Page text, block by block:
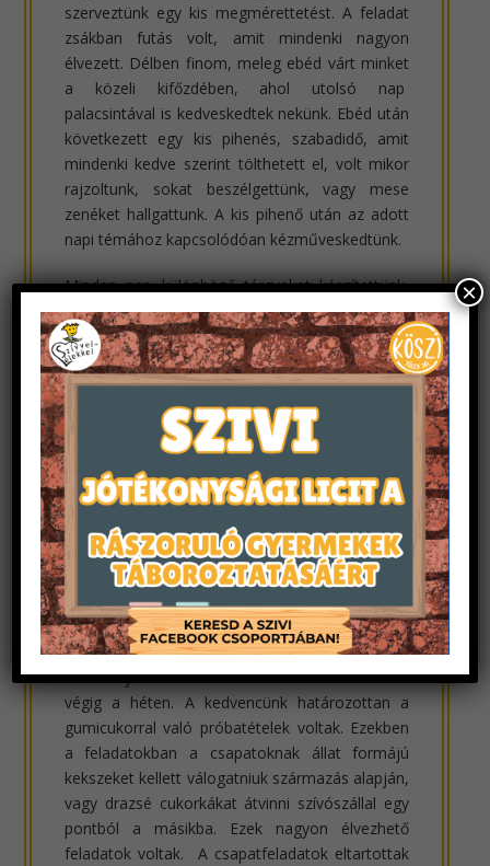
szerveztünk egy kis megmérettetést. A feladat
zsákban futás volt, amit mindenki nagyon
élvezett. Délben finom, meleg ebéd várt minket
a közeli kifőzdében, ahol utolsó nap
palacsintával is kedveskedtek nekünk. Ebéd után
következett egy kis pihenés, szabadidő, amit
mindenki kedve szerint tölthetett el, volt mikor
rajzoltunk, sokat beszélgettünk, vagy mese
zenéket hallgattunk. A kis pihenő után az adott
napi témához kapcsolódóan kézműveskedtünk.
Minden nap különböző tárgyakat készítettünk,
amiket a mesékben láttunk vagy éppen a
főhősünk használt.
Itt mindenki szabadjára engedhette a
fantáziáját, sok színes és egyedi alkotás készült,
amit délután haza is vihettünk magunkkal.
A kézműves foglalkozás után következtek a
csapatfeladatok. Olyan változatos, különböző
képességeket igénylő feladatokat állítottunk
össze, amik biztosították, hogy a csapatból
mindenki ki tudja venni a részét a játékokból.
Egész héten két csapatra osztva kellett ezeket a
feladatokat megoldanunk, ami nagyon jól
sikerült is. Külféle fejtörők, labirintusok,
feladványok bekötött szemmel vezettek minket
végig a héten. A kedvencünk határozottan a
gumicukorral való próbatételek voltak. Ezekben
a feladatokban a csapatoknak állat formájú
kekszeket kellett válogatniuk származás alapján,
vagy drazsé cukorkákat átvinni szívószállal egy
pontból a másikba. Ezek nagyon élvezhető
feladatok voltak. A csapatfeladatok eltartottak
×